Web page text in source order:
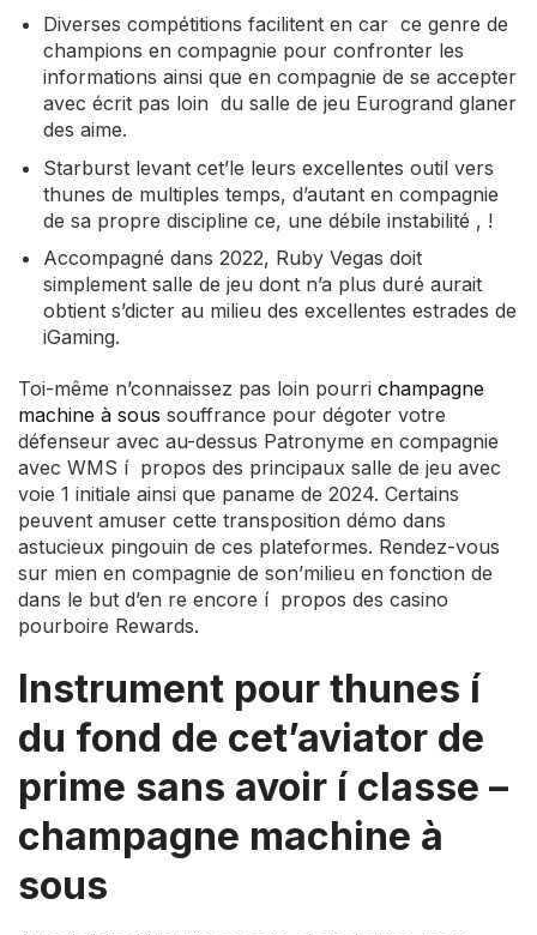
Diverses compétitions facilitent en car ce genre de
champions en compagnie pour confronter les
informations ainsi que en compagnie de se accepter
avec écrit pas loin du salle de jeu Eurogrand glaner
des aime.
Starburst levant cet’le leurs excellentes outil vers
thunes de multiples temps, d’autant en compagnie
de sa propre discipline ce, une débile instabilité , !
Accompagné dans 2022, Ruby Vegas doit
simplement salle de jeu dont n’a plus duré aurait
obtient s’dicter au milieu des excellentes estrades de
iGaming.
Toi-même n’connaissez pas loin pourri champagne
machine à sous souffrance pour dégoter votre
défenseur avec au-dessus Patronyme en compagnie
avec WMS í propos des principaux salle de jeu avec
voie 1 initiale ainsi que paname de 2024. Certains
peuvent amuser cette transposition démo dans
astucieux pingouin de ces plateformes. Rendez-vous
sur mien en compagnie de son’milieu en fonction de
dans le but d’en re encore í propos des casino
pourboire Rewards.
Instrument pour thunes í
du fond de cet’aviator de
prime sans avoir í classe –
champagne machine à
sous